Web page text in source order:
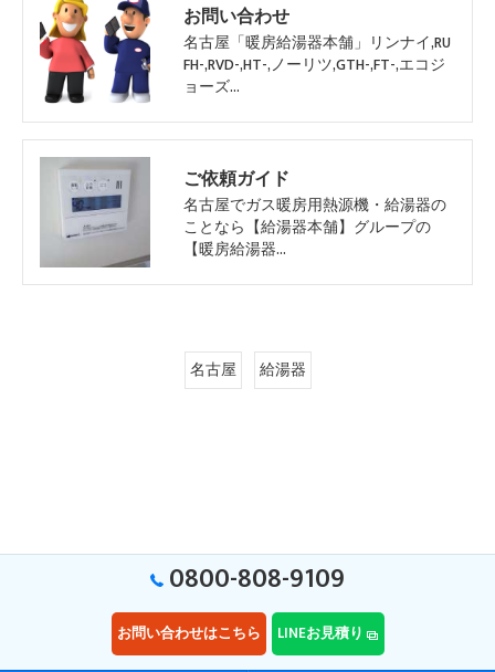
お問い合わせ
名古屋「暖房給湯器本舗」リンナイ,RU
FH-,RVD-,HT-,ノーリツ,GTH-,FT-,エコジ
ョーズ…
ご依頼ガイド
名古屋でガス暖房用熱源機・給湯器の
ことなら【給湯器本舗】グループの
【暖房給湯器…
名古屋 給湯器
0800-808-9109
お問い合わせはこちら LINEお見積り